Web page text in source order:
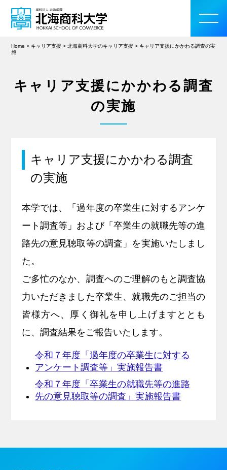
入学案内
教育・研究活動
留学・国際交流
キャリア支援
サイトマップ プライバシーポリシー 教員人事
Home > キャリア支援 >北海商科大学のキャリア支援 > キャリア支援にかかわる調査の実
施
キャリア支援にかかわる調査
の実施
キャリア支援にかかわる調査
の実施
本学では、「過年度の卒業生に対するアンケ
ート調査等」および「卒業生の就職先等の進
路先の意見聴取等の調査」を実施いたしまし
た。
ご多忙のなか、調査へのご理解のもと調査協
力いただきました卒業生、就職先のご担当の
皆様方へ、厚く御礼を申し上げますととも
に、調査結果をご報告いたします。
令和７年度「過年度の卒業生に対する
アンケート調査等」実施報告書
令和７年度「卒業生の就職先等の進路
先の意見聴取等の調査」実施報告書